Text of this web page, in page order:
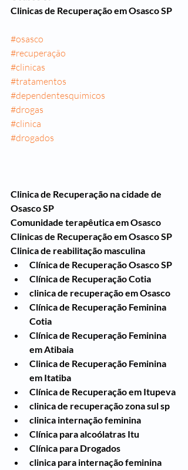
Clinicas de Recuperação em Osasco SP
#osasco
#recuperação
#clinicas
#tratamentos
#dependentesquimicos
#drogas
#clinica
#drogados
Clinica de Recuperação na cidade de
Osasco SP
Comunidade terapêutica em Osasco
Clinicas de Recuperação em Osasco SP
Clinica de reabilitação masculina
Clínica de Recuperação Osasco SP
Clínica de Recuperação Cotia
clinica de recuperação em Osasco
Clínica de Recuperação Feminina
Cotia
Clínica de Recuperação Feminina
em Atibaia
Clinica de Recuperação Feminina
em Itatiba
Clínica de Recuperação em Itupeva
clinica de recuperação zona sul sp
clinica internação feminina
Clínica para alcoólatras Itu
Clínica para Drogados
clinica para internação feminina